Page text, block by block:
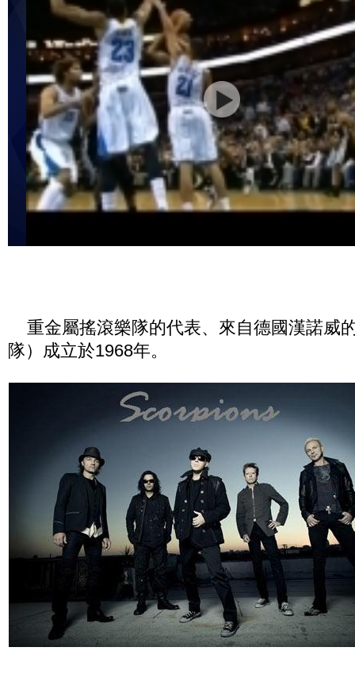
重金屬搖滾樂隊的代表、來自德國漢諾威
隊）成立於1968年。